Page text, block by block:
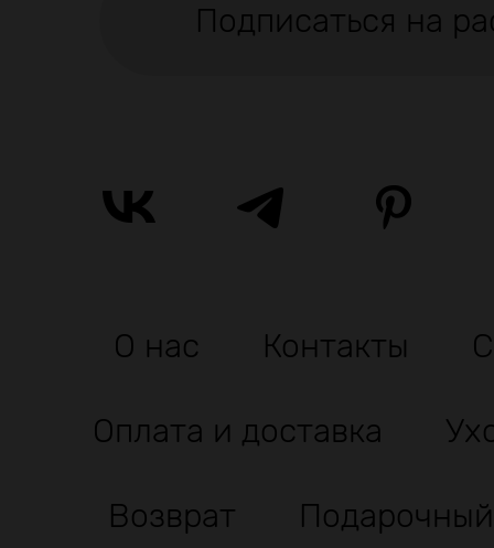
Подписаться на
О нас Контакты
Оплата и доставка
Возврат